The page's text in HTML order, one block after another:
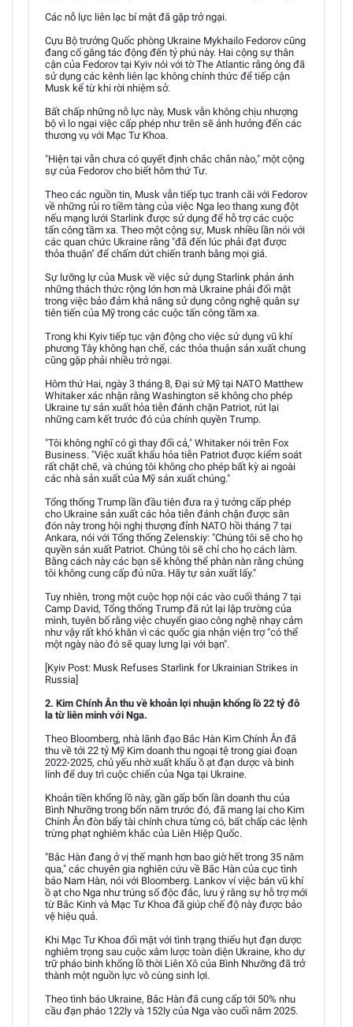
Các nỗ lực liên lạc bí mật đã gặp trở ngại.
Cựu Bộ trưởng Quốc phòng Ukraine Mykhailo Fedorov cũng
đang cố gắng tác động đến tỷ phú này. Hai cộng sự thân
cận của Fedorov tại Kyiv nói với tờ The Atlantic rằng ông đã
sử dụng các kênh liên lạc không chính thức để tiếp cận
Musk kể từ khi rời nhiệm sở.
Bất chấp những nỗ lực này, Musk vẫn không chịu nhượng
bộ vì lo ngại việc cấp phép như trên sẽ ảnh hưởng đến các
thương vụ với Mạc Tư Khoa.
"Hiện tại vẫn chưa có quyết định chắc chắn nào," một cộng
sự của Fedorov cho biết hôm thứ Tư.
Theo các nguồn tin, Musk vẫn tiếp tục tranh cãi với Fedorov
về những rủi ro tiềm tàng của việc Nga leo thang xung đột
nếu mạng lưới Starlink được sử dụng để hỗ trợ các cuộc
tấn công tầm xa. Theo một cộng sự, Musk nhiều lần nói với
các quan chức Ukraine rằng "đã đến lúc phải đạt được
thỏa thuận" để chấm dứt chiến tranh bằng mọi giá.
Sự lưỡng lự của Musk về việc sử dụng Starlink phản ánh
những thách thức rộng lớn hơn mà Ukraine phải đối mặt
trong việc bảo đảm khả năng sử dụng công nghệ quân sự
tiên tiến của Mỹ trong các cuộc tấn công tầm xa.
Trong khi Kyiv tiếp tục vận động cho việc sử dụng vũ khí
phương Tây không hạn chế, các thỏa thuận sản xuất chung
cũng gặp phải nhiều trở ngại.
Hôm thứ Hai, ngày 3 tháng 8, Đại sứ Mỹ tại NATO Matthew
Whitaker xác nhận rằng Washington sẽ không cho phép
Ukraine tự sản xuất hỏa tiễn đánh chặn Patriot, rút lại
những cam kết trước đó của chính quyền Trump.
"Tôi không nghĩ có gì thay đổi cả," Whitaker nói trên Fox
Business. "Việc xuất khẩu hỏa tiễn Patriot được kiểm soát
rất chặt chẽ, và chúng tôi không cho phép bất kỳ ai ngoài
các nhà sản xuất của Mỹ sản xuất chúng."
Tổng thống Trump lần đầu tiên đưa ra ý tưởng cấp phép
cho Ukraine sản xuất các hỏa tiễn đánh chặn được săn
đón này trong hội nghị thượng đỉnh NATO hồi tháng 7 tại
Ankara, nói với Tổng thống Zelenskiy: "Chúng tôi sẽ cho họ
quyền sản xuất Patriot. Chúng tôi sẽ chỉ cho họ cách làm.
Bằng cách này các bạn sẽ không thể phàn nàn rằng chúng
tôi không cung cấp đủ nữa. Hãy tự sản xuất lấy."
Tuy nhiên, trong một cuộc họp nội các vào cuối tháng 7 tại
Camp David, Tổng thống Trump đã rút lại lập trường của
mình, tuyên bố rằng việc chuyển giao công nghệ nhạy cảm
như vậy rất khó khăn vì các quốc gia nhận viện trợ "có thể
một ngày nào đó sẽ quay lưng lại với bạn".
[Kyiv Post: Musk Refuses Starlink for Ukrainian Strikes in
Russia]
2. Kim Chính Ân thu về khoản lợi nhuận khổng lồ 22 tỷ đô
la từ liên minh với Nga.
Theo Bloomberg, nhà lãnh đạo Bắc Hàn Kim Chính Ân đã
thu về tới 22 tỷ Mỹ Kim doanh thu ngoại tệ trong giai đoạn
2022-2025, chủ yếu nhờ xuất khẩu ồ ạt đạn dược và binh
lính để duy trì cuộc chiến của Nga tại Ukraine.
Khoản tiền khổng lồ này, gần gấp bốn lần doanh thu của
Bình Nhưỡng trong bốn năm trước đó, đã mang lại cho Kim
Chính Ân đòn bẩy tài chính chưa từng có, bất chấp các lệnh
trừng phạt nghiêm khắc của Liên Hiệp Quốc.
"Bắc Hàn đang ở vị thế mạnh hơn bao giờ hết trong 35 năm
qua," các chuyên gia nghiên cứu về Bắc Hàn của cục tình
báo Nam Hàn, nói với Bloomberg. Lankov ví việc bán vũ khí
ồ ạt cho Nga như trúng số độc đắc, lưu ý rằng sự hỗ trợ mới
từ Bắc Kinh và Mạc Tư Khoa đã giúp chế độ này được bảo
vệ hiệu quả.
Khi Mạc Tư Khoa đối mặt với tình trạng thiếu hụt đạn dược
nghiêm trọng sau cuộc xâm lược toàn diện Ukraine, kho dự
trữ pháo binh khổng lồ thời Liên Xô của Bình Nhưỡng đã trở
thành một nguồn lực vô cùng sinh lợi.
Theo tình báo Ukraine, Bắc Hàn đã cung cấp tới 50% nhu
cầu đạn pháo 122ly và 152ly của Nga vào cuối năm 2025.